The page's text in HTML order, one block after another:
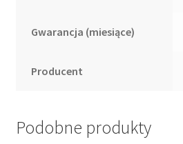
Gwarancja (miesiące)
Producent
Podobne produkty